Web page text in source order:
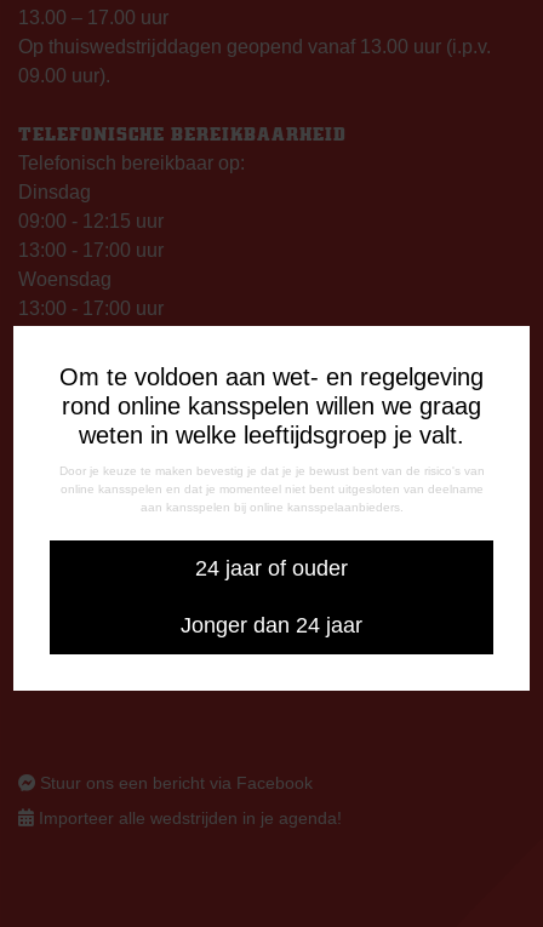
Om te voldoen aan wet- en regelgeving
rond online kansspelen willen we graag
weten in welke leeftijdsgroep je valt.
Door je keuze te maken bevestig je dat je je bewust bent van de risico's van
online kansspelen en dat je momenteel niet bent uitgesloten van deelname
aan kansspelen bij online kansspelaanbieders.
24 jaar of ouder
Jonger dan 24 jaar
13.00 – 17.00 uur
Op thuiswedstrijddagen geopend vanaf 13.00 uur (i.p.v.
09.00 uur).
TELEFONISCHE BEREIKBAARHEID
Telefonisch bereikbaar op:
Dinsdag
09:00 - 12:15 uur
13:00 - 17:00 uur
Woensdag
13:00 - 17:00 uur
09:00 - 12:15 uur
13:00 - 17:00 uur
Op thuiswedstrijddagen bereikbaar vanaf 13:00 - 20:00 uur
CORRESPONDENTIE-ADRES
7800 AA Emmen
Stuur ons een bericht via Facebook
Importeer alle wedstrijden in je agenda!